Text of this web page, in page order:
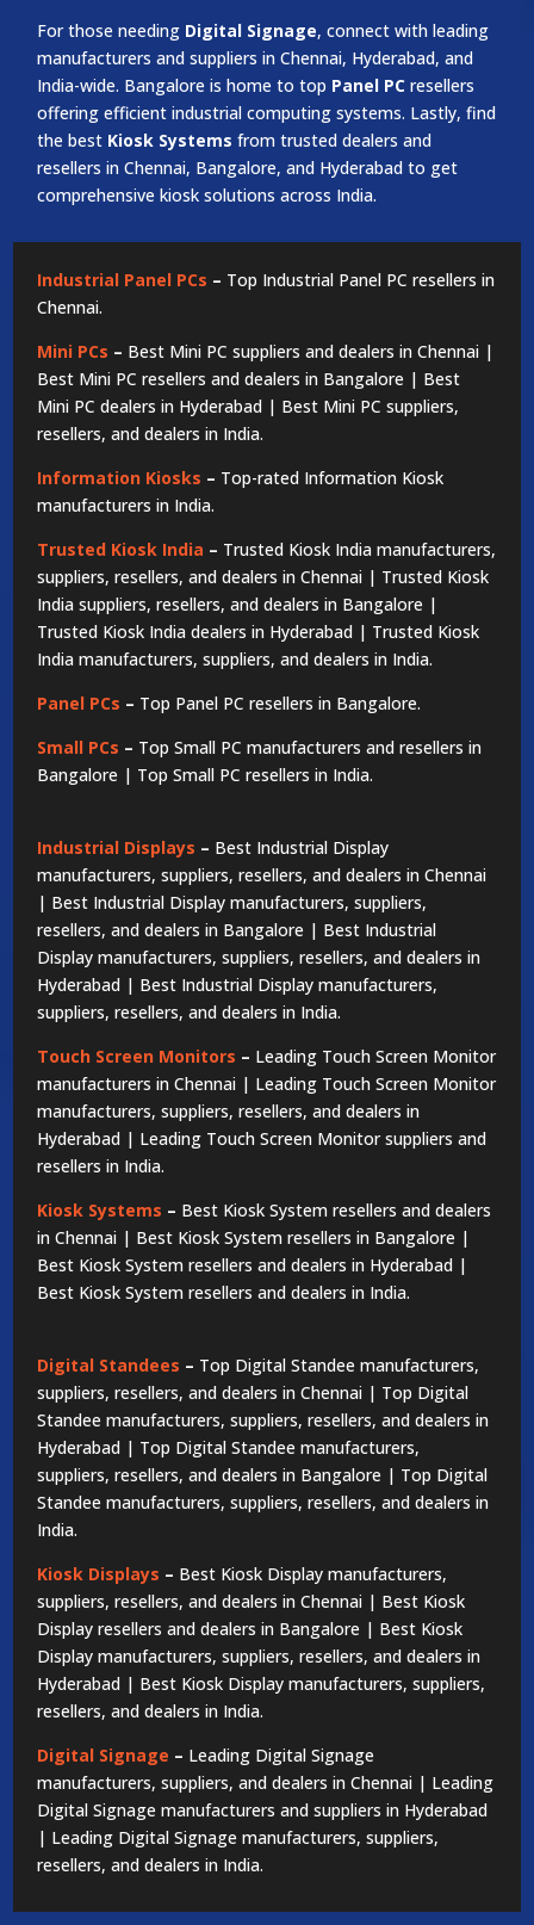
For those needing Digital Signage, connect with leading
manufacturers and suppliers in Chennai, Hyderabad, and
India-wide. Bangalore is home to top Panel PC resellers
offering efficient industrial computing systems. Lastly, find
the best Kiosk Systems from trusted dealers and
resellers in Chennai, Bangalore, and Hyderabad to get
comprehensive kiosk solutions across India.
Industrial Panel PCs – Top Industrial Panel PC resellers in
Chennai.
Mini PCs – Best Mini PC suppliers and dealers in Chennai |
Best Mini PC resellers and dealers in Bangalore | Best
Mini PC dealers in Hyderabad | Best Mini PC suppliers,
resellers, and dealers in India.
Information Kiosks – Top-rated Information Kiosk
manufacturers in India.
Trusted Kiosk India – Trusted Kiosk India manufacturers,
suppliers, resellers, and dealers in Chennai | Trusted Kiosk
India suppliers, resellers, and dealers in Bangalore |
Trusted Kiosk India dealers in Hyderabad | Trusted Kiosk
India manufacturers, suppliers, and dealers in India.
Panel PCs – Top Panel PC resellers in Bangalore.
Small PCs – Top Small PC manufacturers and resellers in
Bangalore | Top Small PC resellers in India.
Industrial Displays – Best Industrial Display
manufacturers, suppliers, resellers, and dealers in Chennai
| Best Industrial Display manufacturers, suppliers,
resellers, and dealers in Bangalore | Best Industrial
Display manufacturers, suppliers, resellers, and dealers in
Hyderabad | Best Industrial Display manufacturers,
suppliers, resellers, and dealers in India.
Touch Screen Monitors – Leading Touch Screen Monitor
manufacturers in Chennai | Leading Touch Screen Monitor
manufacturers, suppliers, resellers, and dealers in
Hyderabad | Leading Touch Screen Monitor suppliers and
resellers in India.
Kiosk Systems – Best Kiosk System resellers and dealers
in Chennai | Best Kiosk System resellers in Bangalore |
Best Kiosk System resellers and dealers in Hyderabad |
Best Kiosk System resellers and dealers in India.
Digital Standees – Top Digital Standee manufacturers,
suppliers, resellers, and dealers in Chennai | Top Digital
Standee manufacturers, suppliers, resellers, and dealers in
Hyderabad | Top Digital Standee manufacturers,
suppliers, resellers, and dealers in Bangalore | Top Digital
Standee manufacturers, suppliers, resellers, and dealers in
India.
Kiosk Displays – Best Kiosk Display manufacturers,
suppliers, resellers, and dealers in Chennai | Best Kiosk
Display resellers and dealers in Bangalore | Best Kiosk
Display manufacturers, suppliers, resellers, and dealers in
Hyderabad | Best Kiosk Display manufacturers, suppliers,
resellers, and dealers in India.
Digital Signage – Leading Digital Signage
manufacturers, suppliers, and dealers in Chennai | Leading
Digital Signage manufacturers and suppliers in Hyderabad
| Leading Digital Signage manufacturers, suppliers,
resellers, and dealers in India.